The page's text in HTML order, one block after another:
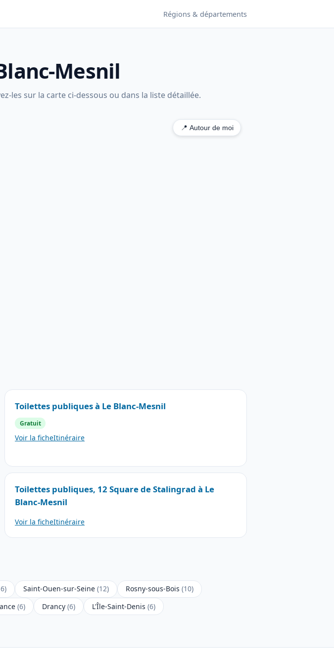
Régions & départements
Mesnil
les sur la carte ci-dessous ou dans la liste détaillée.
📍 Autour de moi
Toilettes publiques à Le Blanc-Mesnil
Gratuit
Voir la ficheItinéraire
Toilettes publiques, 12 Square de Stalingrad à Le
Blanc-Mesnil
Voir la ficheItinéraire
Saint-Ouen-sur-Seine (12) Rosny-sous-Bois (10)
(6) Drancy (6) L'Île-Saint-Denis (6)